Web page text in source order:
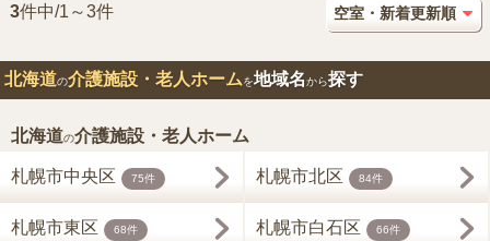
3件中/1～3件
北海道の介護施設・老人ホームを地域名から探す
北海道の介護施設・老人ホーム
札幌市中央区 75件 札幌市北区 84件
札幌市東区 68件 札幌市白石区 66件